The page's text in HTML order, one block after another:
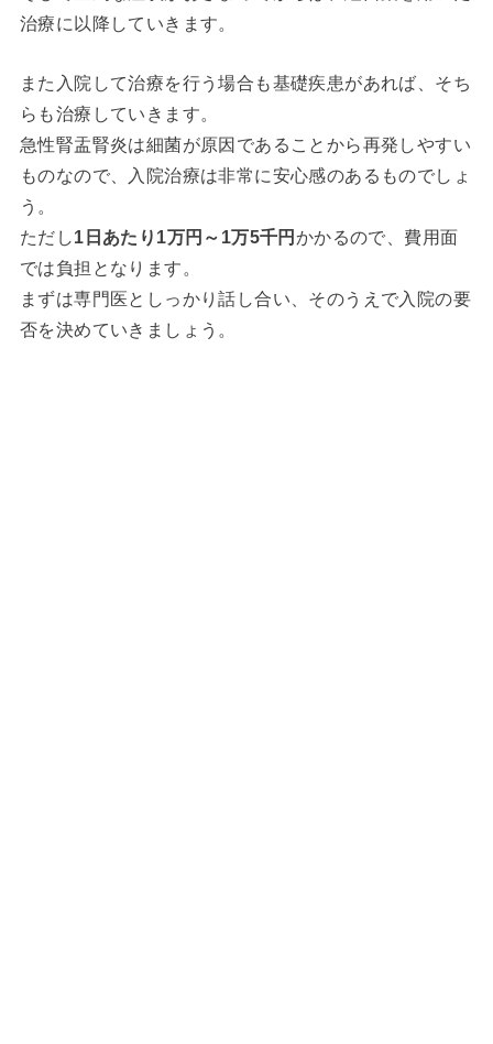
治療に以降していきます。
また入院して治療を行う場合も基礎疾患があれば、そち
らも治療していきます。
急性腎盂腎炎は細菌が原因であることから再発しやすい
ものなので、入院治療は非常に安心感のあるものでしょ
う。
ただし1日あたり1万円～1万5千円 かかるので、費用面
では負担となります。
まずは専門医としっかり話し合い、そのうえで入院の要
否を決めていきましょう。